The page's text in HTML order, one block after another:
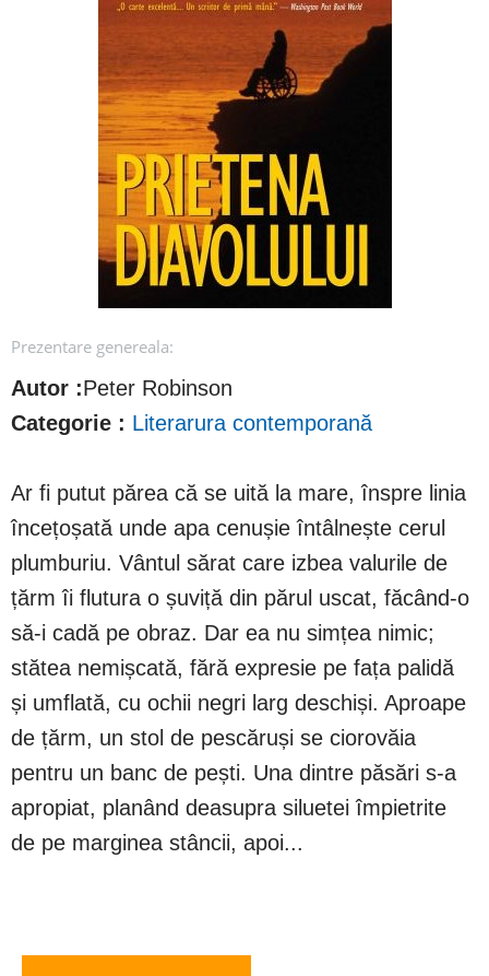
Prezentare genereala:
Autor :Peter Robinson
Categorie : Literarura contemporană
Ar fi putut părea că se uită la mare, înspre linia
încețoșată unde apa cenușie întâlnește cerul
plumburiu. Vântul sărat care izbea valurile de
țărm îi flutura o șuviță din părul uscat, făcând-o
să-i cadă pe obraz. Dar ea nu simțea nimic;
stătea nemișcată, fără expresie pe fața palidă
și umflată, cu ochii negri larg deschiși. Aproape
de țărm, un stol de pescăruși se ciorovăia
pentru un banc de pești. Una dintre păsări s-a
apropiat, planând deasupra siluetei împietrite
de pe marginea stâncii, apoi...